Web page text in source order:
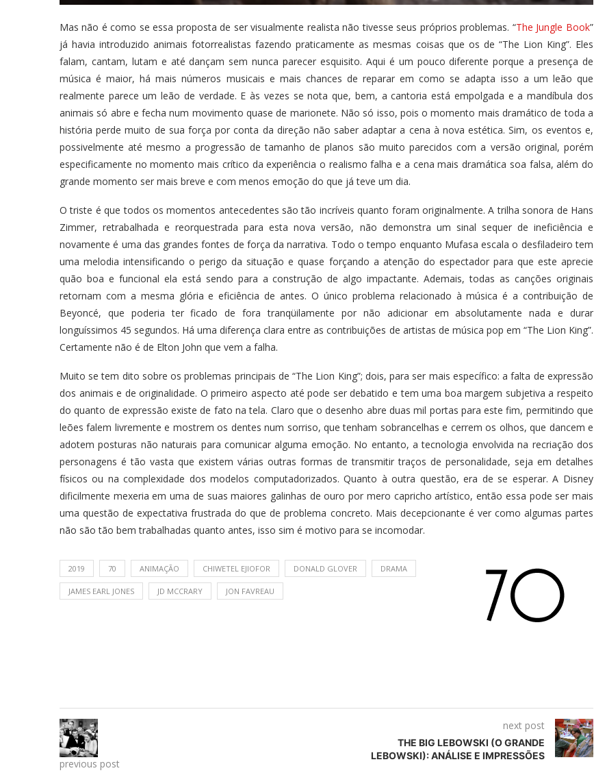
Mas não é como se essa proposta de ser visualmente realista não tivesse seus próprios problemas. “The Jungle Book”
já havia introduzido animais fotorrealistas fazendo praticamente as mesmas coisas que os de “The Lion King”. Eles
falam, cantam, lutam e até dançam sem nunca parecer esquisito. Aqui é um pouco diferente porque a presença de
música é maior, há mais números musicais e mais chances de reparar em como se adapta isso a um leão que
realmente parece um leão de verdade. E às vezes se nota que, bem, a cantoria está empolgada e a mandíbula dos
animais só abre e fecha num movimento quase de marionete. Não só isso, pois o momento mais dramático de toda a
história perde muito de sua força por conta da direção não saber adaptar a cena à nova estética. Sim, os eventos e,
possivelmente até mesmo a progressão de tamanho de planos são muito parecidos com a versão original, porém
especificamente no momento mais crítico da experiência o realismo falha e a cena mais dramática soa falsa, além do
grande momento ser mais breve e com menos emoção do que já teve um dia.
O triste é que todos os momentos antecedentes são tão incríveis quanto foram originalmente. A trilha sonora de Hans
Zimmer, retrabalhada e reorquestrada para esta nova versão, não demonstra um sinal sequer de ineficiência e
novamente é uma das grandes fontes de força da narrativa. Todo o tempo enquanto Mufasa escala o desfiladeiro tem
uma melodia intensificando o perigo da situação e quase forçando a atenção do espectador para que este aprecie
quão boa e funcional ela está sendo para a construção de algo impactante. Ademais, todas as canções originais
retornam com a mesma glória e eficiência de antes. O único problema relacionado à música é a contribuição de
Beyoncé, que poderia ter ficado de fora tranqüilamente por não adicionar em absolutamente nada e durar
longuíssimos 45 segundos. Há uma diferença clara entre as contribuições de artistas de música pop em “The Lion King”.
Certamente não é de Elton John que vem a falha.
Muito se tem dito sobre os problemas principais de “The Lion King”; dois, para ser mais específico: a falta de expressão
dos animais e de originalidade. O primeiro aspecto até pode ser debatido e tem uma boa margem subjetiva a respeito
do quanto de expressão existe de fato na tela. Claro que o desenho abre duas mil portas para este fim, permitindo que
leões falem livremente e mostrem os dentes num sorriso, que tenham sobrancelhas e cerrem os olhos, que dancem e
adotem posturas não naturais para comunicar alguma emoção. No entanto, a tecnologia envolvida na recriação dos
personagens é tão vasta que existem várias outras formas de transmitir traços de personalidade, seja em detalhes
físicos ou na complexidade dos modelos computadorizados. Quanto à outra questão, era de se esperar. A Disney
dificilmente mexeria em uma de suas maiores galinhas de ouro por mero capricho artístico, então essa pode ser mais
uma questão de expectativa frustrada do que de problema concreto. Mais decepcionante é ver como algumas partes
não são tão bem trabalhadas quanto antes, isso sim é motivo para se incomodar.
2019 70 ANIMAÇÃO CHIWETEL EJIOFOR DONALD GLOVER DRAMA
JAMES EARL JONES JD MCCRARY JON FAVREAU
previous post
next post
THE BIG LEBOWSKI (O GRANDE
LEBOWSKI): ANÁLISE E IMPRESSÕES